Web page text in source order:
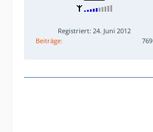
Registriert: 24. Juni 2012
Beiträge
769